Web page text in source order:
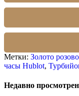
Метки: Золото
часы Hublot,
Недавно